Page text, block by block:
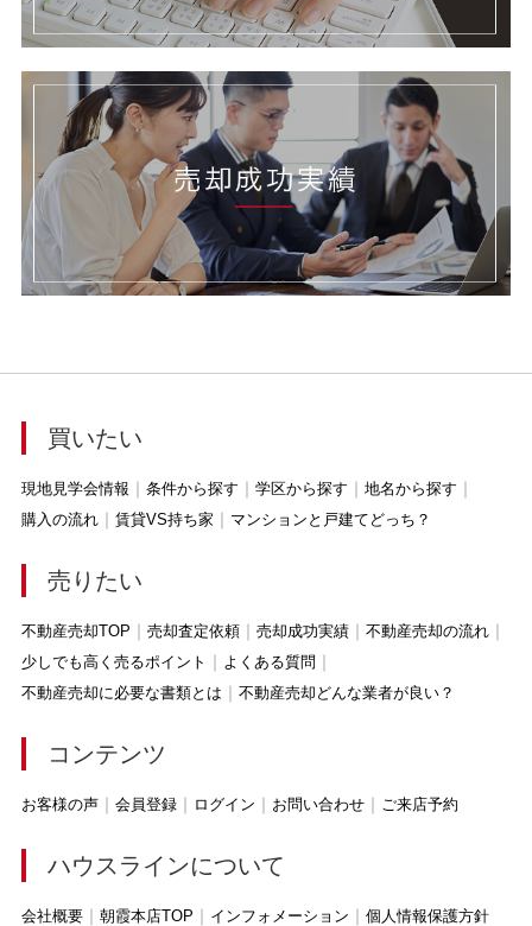
買いたい
現地見学会情報 条件から探す 学区から探す
地名から探す
購入の流れ
賃貸VS持ち家 マンションと戸建てどっち？
売りたい
不動産売却TOP 売却査定依頼 売却成功実績
不動産売却の流れ
少しでも高く売るポイント
よくある質問
不動産売却に必要な書類とは
不動産売却どんな業者が良い？
コンテンツ
お客様の声 会員登録 ログイン お問い合わせ ご来店予約
ハウスラインについて
会社概要 朝霞本店TOP インフォメーション 個人情報保護方針